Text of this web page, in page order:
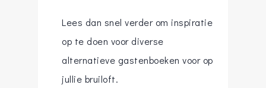
Lees dan snel verder om inspiratie
op te doen voor diverse
alternatieve gastenboeken voor op
jullie bruiloft.